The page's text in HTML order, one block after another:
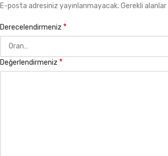
E-posta adresiniz yayınlanmayacak. Gerekli alanlar
Derecelendirmeniz *
Değerlendirmeniz *